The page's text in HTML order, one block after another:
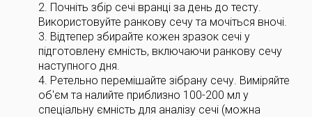
2. Почніть збір сечі вранці за день до тесту.
Використовуйте ранкову сечу та мочіться вночі.
3. Відтепер збирайте кожен зразок сечі у
підготовлену ємність, включаючи ранкову сечу
наступного дня.
4. Ретельно перемішайте зібрану сечу. Виміряйте
об'єм та налийте приблизно 100-200 мл у
спеціальну ємність для аналізу сечі (можна